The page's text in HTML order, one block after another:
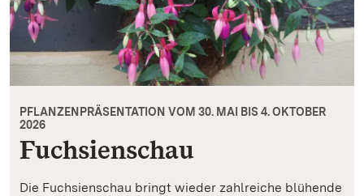
PFLANZENPRÄSENTATION VOM 30. MAI BIS 4. OKTOBER
2026
Fuchsienschau
Die Fuchsienschau bringt wieder zahlreiche blühende